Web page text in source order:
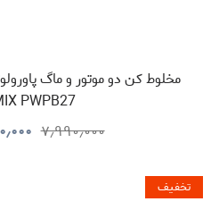
PWPB27
۷٫۹۹۰٫۰۰۰
تخفیف